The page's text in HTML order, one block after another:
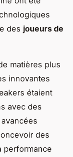
des joueurs de
matières plus
innovantes
étaient
avec des
des
performance